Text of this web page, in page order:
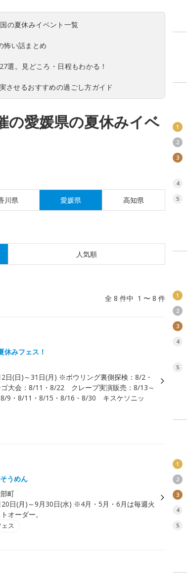
の夏休みイベント一覧
怖い話まとめ
選。見どころ・日程もわかる！
させるおすすめの過ごし方ガイド
の愛媛県の夏休みイベ
川県 愛媛県 高知県
人気順
全 8 件中 1 〜 8 件
休みフェス！
日(日)～31日(月) ※ボウリング裏側探検：8/2・
大会：8/11・8/22 クレープ実演販売：8/13～
9・8/11・8/15・8/16・8/30 キスケソニッ
うめん
町
日(月)～9月30日(水) ※4月・5月・6月は毎週火
オーダー。
ス
1
2
3
4
5
1
2
3
4
5
1
2
3
4
5